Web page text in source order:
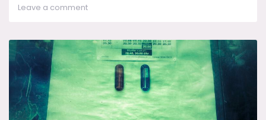
Leave a commenton
3
–
Wo
liegen
die
Stärken
und
Schwächen?